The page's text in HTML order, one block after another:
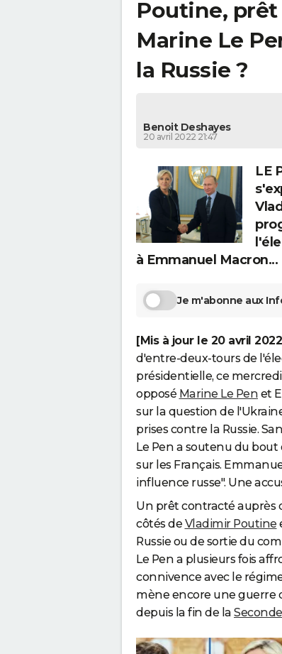
Poutine, prêt
Marine Le
la Russie ?
Benoit Deshayes
20 avril 2022 21:47
LE
à Emmanuel Macron...
Je m'abonne aux
[Mis à jour le 20 avril
d'entre-deux-tours de
présidentielle, ce
opposé Marine Le Pen et
sur la question de
prises contre la Russie.
Le Pen a soutenu du
sur les Français.
influence russe". Une
Un prêt contracté auprès
côtés de Vladimir Poutine
Russie ou de sortie du
Le Pen a plusieurs fois
connivence avec le
mène encore une guerre
depuis la fin de la